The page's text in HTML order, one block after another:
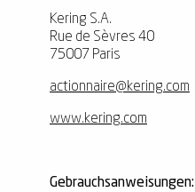
Kering S.A.
Rue de Sèvres 40
75007 Paris
actionnaire@kering.com
www.kering.com
Gebrauchsanweisungen: